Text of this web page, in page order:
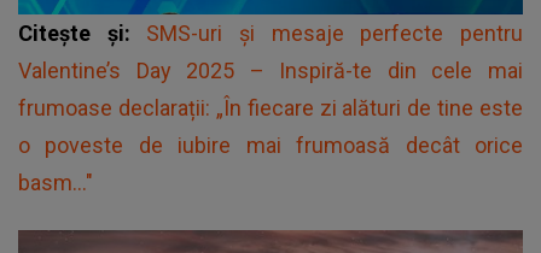
Citește și: SMS-uri și mesaje perfecte pentru
Valentine’s Day 2025 – Inspiră-te din cele mai
frumoase declarații: „În fiecare zi alături de tine este
o poveste de iubire mai frumoasă decât orice
basm..."